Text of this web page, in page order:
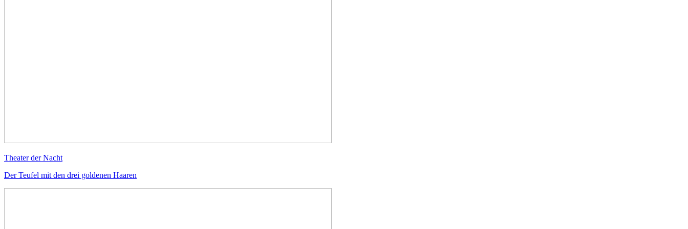
Theater der Nacht
Der Teufel mit den drei goldenen Haaren